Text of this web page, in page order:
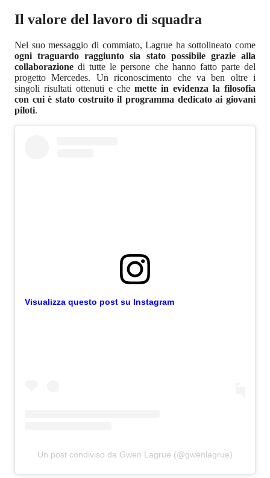
Il valore del lavoro di squadra
Nel suo messaggio di commiato, Lagrue ha sottolineato come
ogni traguardo raggiunto sia stato possibile grazie alla
collaborazione di tutte le persone che hanno fatto parte del
progetto Mercedes. Un riconoscimento che va ben oltre i
singoli risultati ottenuti e che mette in evidenza la filosofia
con cui è stato costruito il programma dedicato ai giovani
piloti.
Visualizza questo post su Instagram
Un post condiviso da Gwen Lagrue (@gwenlagrue)